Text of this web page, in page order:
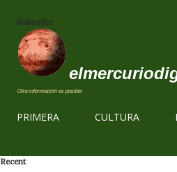
Subscribe
Otra información es posible
PRIMERA CULTURA
Recent